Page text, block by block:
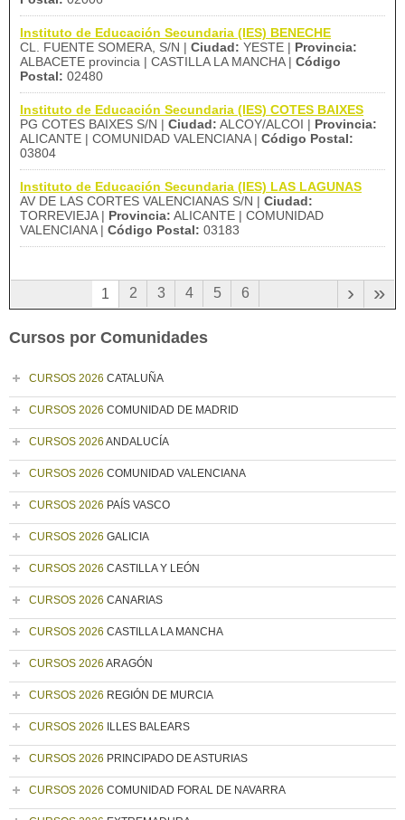
Instituto de Educación Secundaria (IES) BENECHE
CL. FUENTE SOMERA, S/N | Ciudad: YESTE | Provincia:
ALBACETE provincia | CASTILLA LA MANCHA | Código
Postal: 02480
Instituto de Educación Secundaria (IES) COTES BAIXES
PG COTES BAIXES S/N | Ciudad: ALCOY/ALCOI | Provincia:
ALICANTE | COMUNIDAD VALENCIANA | Código Postal:
03804
Instituto de Educación Secundaria (IES) LAS LAGUNAS
AV DE LAS CORTES VALENCIANAS S/N | Ciudad:
TORREVIEJA | Provincia: ALICANTE | COMUNIDAD
VALENCIANA | Código Postal: 03183
1 2 3 4 5 6 »
›
Cursos por Comunidades
CURSOS 2026 CATALUÑA
CURSOS 2026 COMUNIDAD DE MADRID
CURSOS 2026 ANDALUCÍA
CURSOS 2026 COMUNIDAD VALENCIANA
CURSOS 2026 PAÍS VASCO
CURSOS 2026 GALICIA
CURSOS 2026 CASTILLA Y LEÓN
CURSOS 2026 CANARIAS
CURSOS 2026 CASTILLA LA MANCHA
CURSOS 2026 ARAGÓN
CURSOS 2026 REGIÓN DE MURCIA
CURSOS 2026 ILLES BALEARS
CURSOS 2026 PRINCIPADO DE ASTURIAS
CURSOS 2026 COMUNIDAD FORAL DE NAVARRA